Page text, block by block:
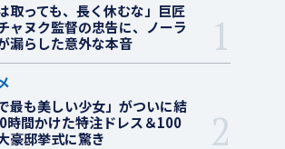
取っても、長く休むな」巨匠
ャヌク監督の忠告に、ノーラ
漏らした意外な本音
最も美しい少女」がついに結
間かけた特注ドレス＆100
豪邸挙式に驚き